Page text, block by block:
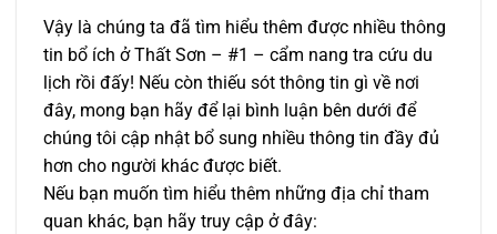
Vậy là chúng ta đã tìm hiểu thêm được nhiều thông
tin bổ ích ở Thất Sơn – #1 – cẩm nang tra cứu du
lịch rồi đấy! Nếu còn thiếu sót thông tin gì về nơi
đây, mong bạn hãy để lại bình luận bên dưới để
chúng tôi cập nhật bổ sung nhiều thông tin đầy đủ
hơn cho người khác được biết.
Nếu bạn muốn tìm hiểu thêm những địa chỉ tham
quan khác, bạn hãy truy cập ở đây: